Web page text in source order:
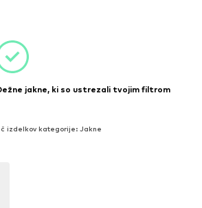
jakne, ki so ustrezali tvojim filtrom
izdelkov kategorije: Jakne